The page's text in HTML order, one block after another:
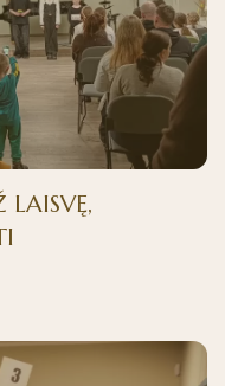
LAISVĘ,